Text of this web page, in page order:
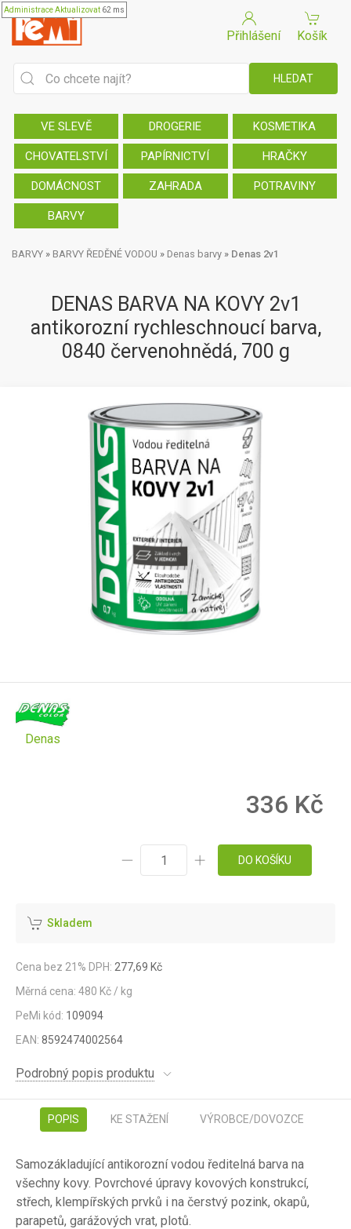
AdministraceAktualizovat 62 ms
Přihlášení Košík
VE SLEVĚ DROGERIE KOSMETIKA
CHOVATELSTVÍ PAPÍRNICTVÍ HRAČKY
DOMÁCNOST ZAHRADA POTRAVINY
BARVY
BARVY » BARVY ŘEDĚNÉ VODOU » Denas barvy » Denas 2v1
DENAS BARVA NA KOVY 2v1
antikorozní rychleschnoucí barva,
0840 červenohnědá, 700 g
Denas
336 Kč
DO KOŠÍKU
Skladem
Cena bez 21% DPH: 277,69 Kč
Měrná cena: 480 Kč / kg
PeMi kód: 109094
EAN: 8592474002564
Podrobný popis produktu
POPIS KE STAŽENÍ VÝROBCE/DOVOZCE
Samozákladující antikorozní vodou ředitelná barva na
všechny kovy. Povrchové úpravy kovových konstrukcí,
střech, klempířských prvků i na čerstvý pozink, okapů,
parapetů, garážových vrat, plotů.